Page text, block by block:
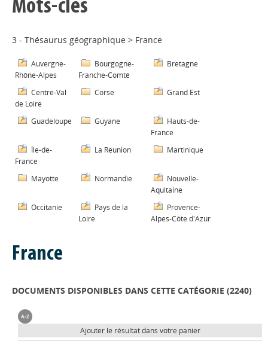
Mots-clés
3 - Thésaurus géographique > France
Auvergne-
Rhône-Alpes
Bourgogne-
Franche-Comté
Bretagne
Centre-Val
de Loire
Corse Grand Est
Guadeloupe Guyane
Hauts-de-
France
Île-de-
France
La Réunion Martinique
Mayotte Normandie
Nouvelle-
Aquitaine
Occitanie
Pays de la
Loire
Provence-
Alpes-Côte d'Azur
France
DOCUMENTS DISPONIBLES DANS CETTE CATÉGORIE (2240)
Ajouter le résultat dans votre panier